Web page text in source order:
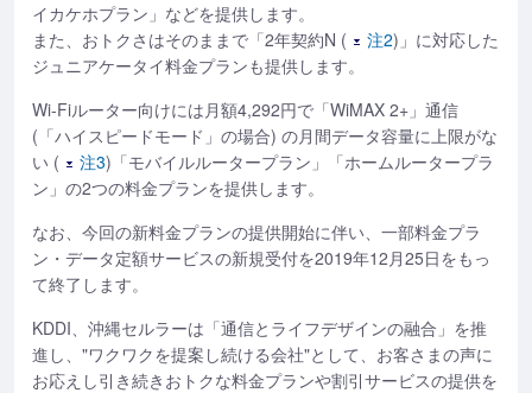
イカケホプラン」などを提供します。
また、おトクさはそのままで「2年契約N (
注2)」に対応した
ジュニアケータイ料金プランも提供します。
Wi-Fiルーター向けには月額4,292円で「WiMAX 2+」通信
(「ハイスピードモード」の場合) の月間データ容量に上限がな
い (
注3)「モバイルルータープラン」「ホームルータープラ
ン」の2つの料金プランを提供します。
なお、今回の新料金プランの提供開始に伴い、一部料金プラ
ン・データ定額サービスの新規受付を2019年12月25日をもっ
て終了します。
KDDI、沖縄セルラーは「通信とライフデザインの融合」を推
進し、"ワクワクを提案し続ける会社"として、お客さまの声に
お応えし引き続きおトクな料金プランや割引サービスの提供を